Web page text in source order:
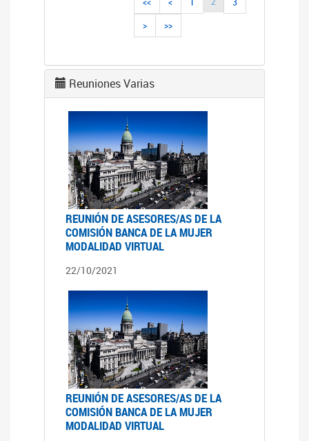
>
>>
Reuniones Varias
REUNIÓN DE ASESORES/AS DE LA
COMISIÓN BANCA DE LA MUJER
MODALIDAD VIRTUAL
22/10/2021
REUNIÓN DE ASESORES/AS DE LA
COMISIÓN BANCA DE LA MUJER
MODALIDAD VIRTUAL